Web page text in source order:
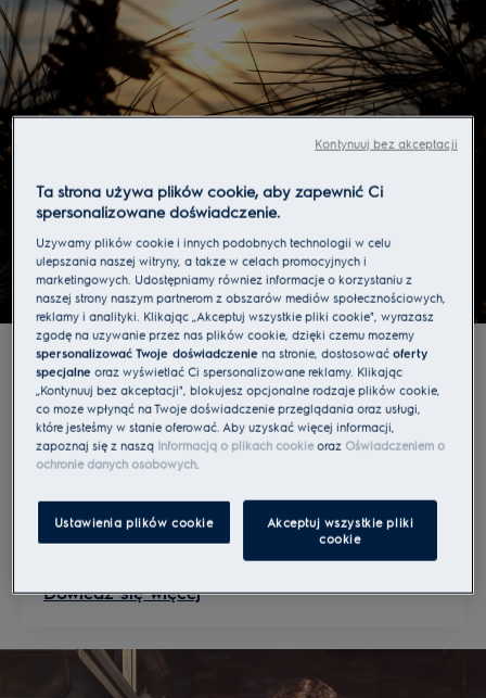
Kształtujemy lepsze życie
Dbałość o środowisko jest wpisana w cel naszej
firmy - „kształtujemy lepsze życie”. Będąc
producentem przodujących w świecie artykułów
gospodarstwa domowego, chcemy mieć wpływ
obejmujących codzienne życie ludzi i całej
planety.
Dowiedz się więcej
Ta strona używa plików cookie, aby zapewnić Ci
spersonalizowane doświadczenie.
Używamy plików cookie i innych podobnych technologii w celu
ulepszania naszej witryny, a także w celach promocyjnych i
marketingowych. Udostępniamy również informacje o korzystaniu z
naszej strony naszym partnerom z obszarów mediów społecznościowych,
reklamy i analityki. Klikając „Akceptuj wszystkie pliki cookie", wyrażasz
zgodę na używanie przez nas plików cookie, dzięki czemu możemy
spersonalizować Twoje doświadczenie na stronie, dostosowaćoferty
specjalne oraz wyświetlać Ci spersonalizowane reklamy. Klikając
„Kontynuuj bez akceptacji", blokujesz opcjonalne rodzaje plików cookie,
co może wpłynąć na Twoje doświadczenie przeglądania oraz usługi,
które jesteśmy w stanie oferować. Aby uzyskać więcej informacji,
zapoznaj się z naszą Informacją o plikach cookieoraz Oświadczeniem o
ochronie danych osobowych.
Ustawienia plików cookie
Akceptuj wszystkie pliki
cookie
Kontynuuj bez akceptacji